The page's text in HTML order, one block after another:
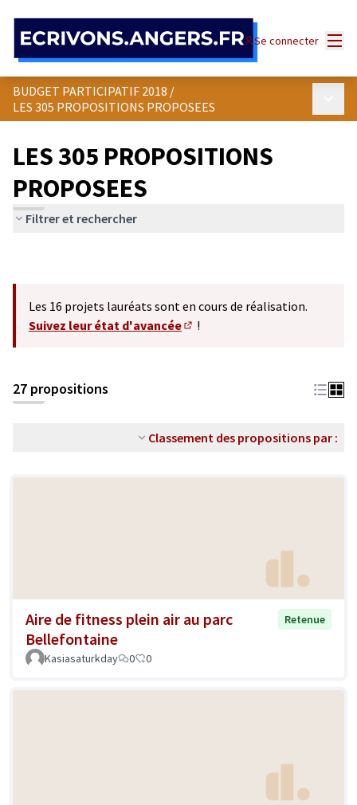
Se connecter
BUDGET PARTICIPATIF 2018 /
LES 305 PROPOSITIONS PROPOSEES
LES 305 PROPOSITIONS
PROPOSEES
Filtrer et rechercher
Les 16 projets lauréats sont en cours de réalisation.
Suivez leur état d'avancée
!
27 propositions
Classement des propositions par :
Aire de fitness plein air au parc
Bellefontaine
Retenue
Kasiasaturkday 0 0